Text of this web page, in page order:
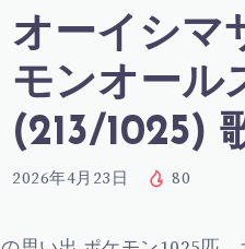
オーイシマ
モンオール
(213/1025)
2026年4月23日 80